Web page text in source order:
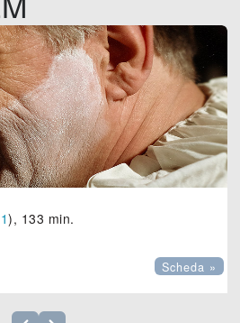
), 133 min.
Scheda »